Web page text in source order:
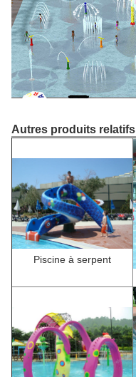
Autres produits relatifs
Piscine à serpent